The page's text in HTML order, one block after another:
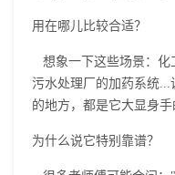
用在哪儿比较合适？
想象一下这些场景：化
污水处理厂的加药系统
的地方，都是它大显身手
为什么说它特别靠谱？